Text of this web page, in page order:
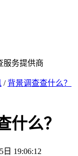
服务提供商
/ 背景调查查什么？
什么？
日 19:06:12